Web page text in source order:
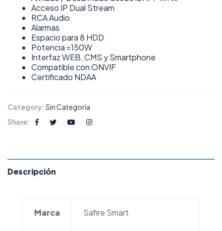
Acceso IP Dual Stream
RCA Audio
Alarmas
Espacio para 8 HDD
Potencia =150W
Interfaz WEB, CMS y Smartphone
Compatible con ONVIF
Certificado NDAA
Category:Sin Categoría
Share:
Descripción
Marca Safire Smart